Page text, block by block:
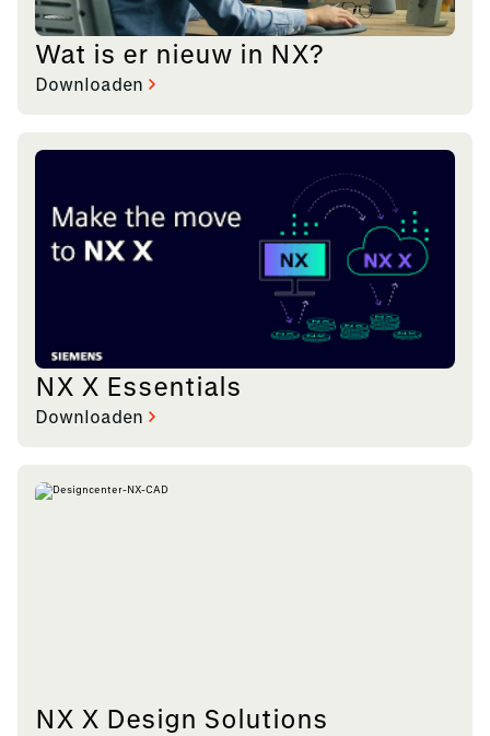
Wat is er nieuw in NX?
Downloaden
NX X Essentials
Downloaden
NX X Design Solutions